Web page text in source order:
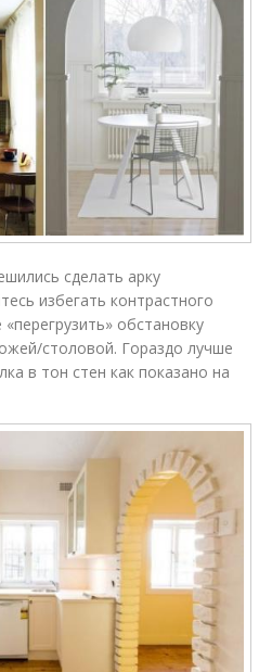
сделать арку
избегать контрастного
обстановку
столовой. Гораздо лучше
в тон стен как показано на